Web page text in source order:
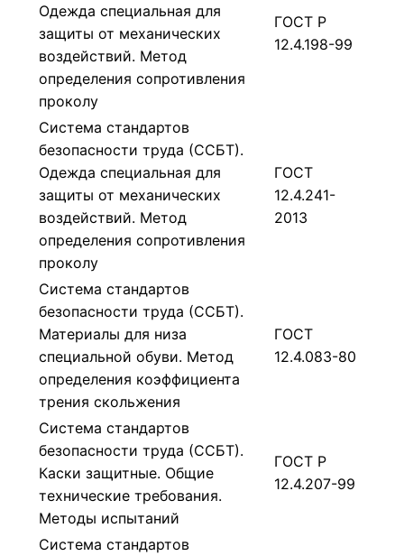
Одежда специальная для
защиты от механических
воздействий. Метод
определения сопротивления
проколу
ГОСТ Р
12.4.198-99
Система стандартов
безопасности труда (ССБТ).
Одежда специальная для
защиты от механических
воздействий. Метод
определения сопротивления
проколу
ГОСТ
12.4.241-
2013
Система стандартов
безопасности труда (ССБТ).
Материалы для низа
специальной обуви. Метод
определения коэффициента
трения скольжения
ГОСТ
12.4.083-80
Система стандартов
безопасности труда (ССБТ).
Каски защитные. Общие
технические требования.
Методы испытаний
ГОСТ Р
12.4.207-99
Система стандартов